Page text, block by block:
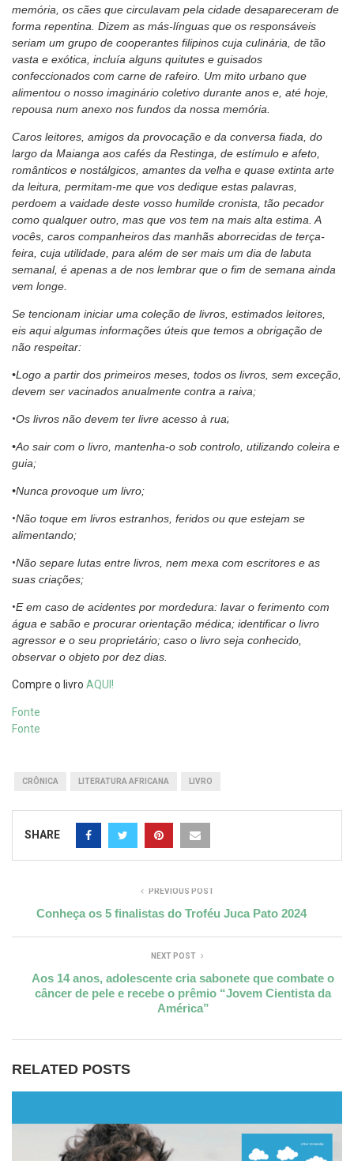
memória, os cães que circulavam pela cidade desapareceram de
forma repentina. Dizem as más-línguas que os responsáveis
seriam um grupo de cooperantes filipinos cuja culinária, de tão
vasta e exótica, incluía alguns quitutes e guisados
confeccionados com carne de rafeiro. Um mito urbano que
alimentou o nosso imaginário coletivo durante anos e, até hoje,
repousa num anexo nos fundos da nossa memória.
Caros leitores, amigos da provocação e da conversa fiada, do
largo da Maianga aos cafés da Restinga, de estímulo e afeto,
românticos e nostálgicos, amantes da velha e quase extinta arte
da leitura, permitam-me que vos dedique estas palavras,
perdoem a vaidade deste vosso humilde cronista, tão pecador
como qualquer outro, mas que vos tem na mais alta estima. A
vocês, caros companheiros das manhãs aborrecidas de terça-
feira, cuja utilidade, para além de ser mais um dia de labuta
semanal, é apenas a de nos lembrar que o fim de semana ainda
vem longe.
Se tencionam iniciar uma coleção de livros, estimados leitores,
eis aqui algumas informações úteis que temos a obrigação de
não respeitar:
•Logo a partir dos primeiros meses, todos os livros, sem exceção,
devem ser vacinados anualmente contra a raiva;
•Os livros não devem ter livre acesso à rua;
•Ao sair com o livro, mantenha-o sob controlo, utilizando coleira e
guia;
•Nunca provoque um livro;
•Não toque em livros estranhos, feridos ou que estejam se
alimentando;
•Não separe lutas entre livros, nem mexa com escritores e as
suas criações;
•E em caso de acidentes por mordedura: lavar o ferimento com
água e sabão e procurar orientação médica; identificar o livro
agressor e o seu proprietário; caso o livro seja conhecido,
observar o objeto por dez dias.
Compre o livro AQUI!
Fonte
Fonte
CRÔNICA LITERATURA AFRICANA LIVRO
SHARE
PREVIOUS POST
Conheça os 5 finalistas do Troféu Juca Pato 2024
NEXT POST
Aos 14 anos, adolescente cria sabonete que combate o
câncer de pele e recebe o prêmio “Jovem Cientista da
América”
RELATED POSTS